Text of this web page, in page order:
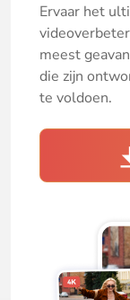
Ervaar het
meest
die zijn
te voldoen.